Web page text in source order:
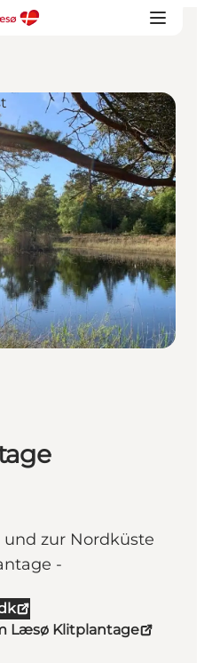
zur Nordküste
-
Læsø Klitplantage